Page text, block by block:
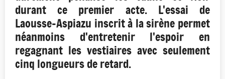
durant ce premier acte. L'essai de
Laousse-Aspiazu inscrit à la sirène permet
néanmoins d'entretenir l'espoir en
regagnant les vestiaires avec seulement
cinq longueurs de retard.